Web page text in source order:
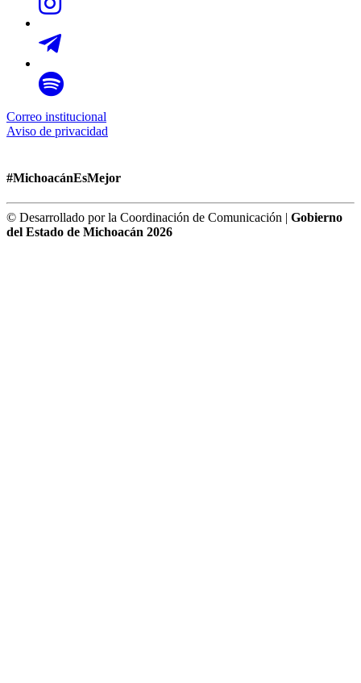
Correo institucional
Aviso de privacidad
#MichoacánEsMejor
© Desarrollado por la Coordinación de Comunicación | Gobierno
del Estado de Michoacán 2026